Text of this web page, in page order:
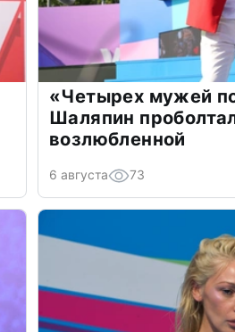
«Четырех мужей
Шаляпин
возлюбленной
6 августа 73